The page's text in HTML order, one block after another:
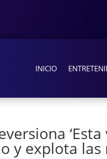
INICIO
y explota las